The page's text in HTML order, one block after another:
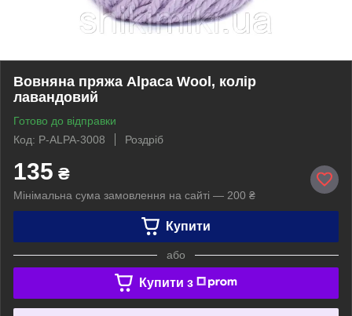
Вовняна пряжа Alpaca Wool, колір
лавандовий
Готово до відправки
Код: P-ALPA-3008
Роздріб
135 ₴
Мінімальна сума замовлення на сайті — 200 ₴
Купити
або
Купити з